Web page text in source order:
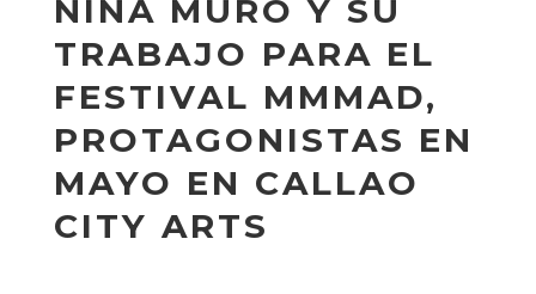
NINA MURO Y SU
TRABAJO PARA EL
FESTIVAL MMMAD,
PROTAGONISTAS EN
MAYO EN CALLAO
CITY ARTS